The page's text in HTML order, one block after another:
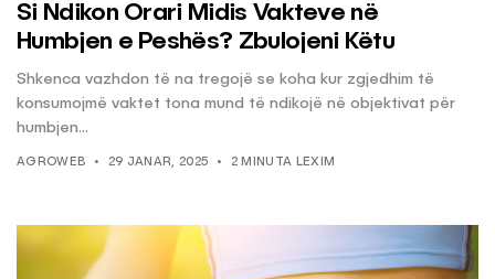
Si Ndikon Orari Midis Vakteve në
Humbjen e Peshës? Zbulojeni Këtu
Shkenca vazhdon të na tregojë se koha kur zgjedhim të
konsumojmë vaktet tona mund të ndikojë në objektivat për
humbjen...
AGROWEB 29 JANAR, 2025 2 MINUTA LEXIM